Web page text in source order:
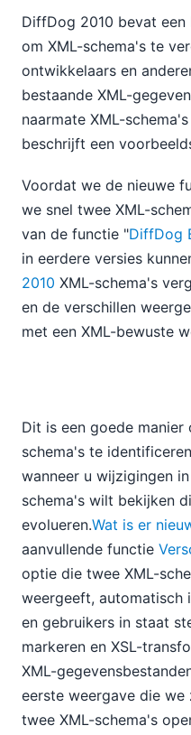
DiffDog 2010 bevat
om XML-schema's te
ontwikkelaars en
bestaande XML-
naarmate XML-
beschrijft een
Voordat we de nieuwe
we snel twee XML-
van de functie "DiffDog
in eerdere versies
2010 XML-schema's
en de verschillen
met een XML-bewuste
Dit is een goede manier
schema's te
wanneer u wijzigingen
schema's wilt bekijken
evolueren.Wat is er
aanvullende functie
optie die twee XML-
weergeeft, automatisch
en gebruikers in staat
markeren en XSL-
XML-
eerste weergave die
twee XML-schema's